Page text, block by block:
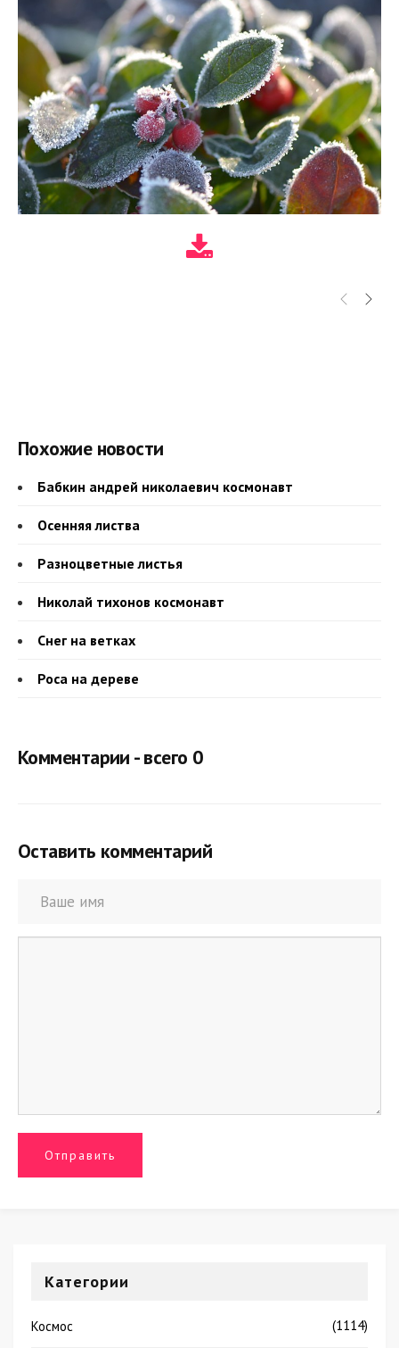
Похожие новости
Бабкин андрей николаевич космонавт
Осенняя листва
Разноцветные листья
Николай тихонов космонавт
Снег на ветках
Роса на дереве
Комментарии - всего 0
Оставить комментарий
Категории
Космос (1114)